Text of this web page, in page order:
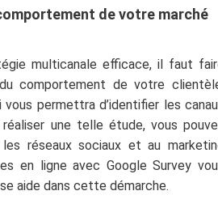
de votre marché
multicanale efficace, il faut
comportement de votre
vous permettra d’identifier les
une telle étude, vous
réseaux sociaux et au
en ligne avec Google Survey
aide dans cette démarche.